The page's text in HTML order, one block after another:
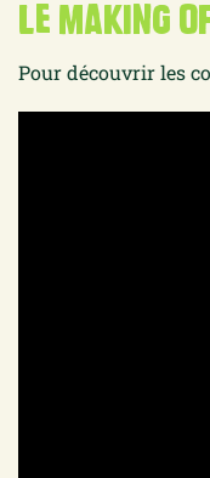
le making
Pour découvrir les